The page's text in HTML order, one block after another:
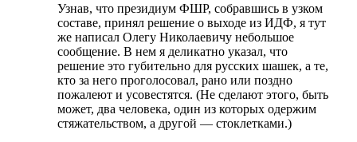
Узнав, что президиум ФШР, собравшись в узком
составе, принял решение о выходе из ИДФ, я тут
же написал Олегу Николаевичу небольшое
сообщение. В нем я деликатно указал, что
решение это губительно для русских шашек, а те,
кто за него проголосовал, рано или поздно
пожалеют и усовестятся. (Не сделают этого, быть
может, два человека, один из которых одержим
стяжательством, а другой — стоклетками.)